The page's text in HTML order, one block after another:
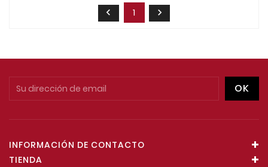

1 
INFORMACIÓN DE CONTACTO
TIENDA